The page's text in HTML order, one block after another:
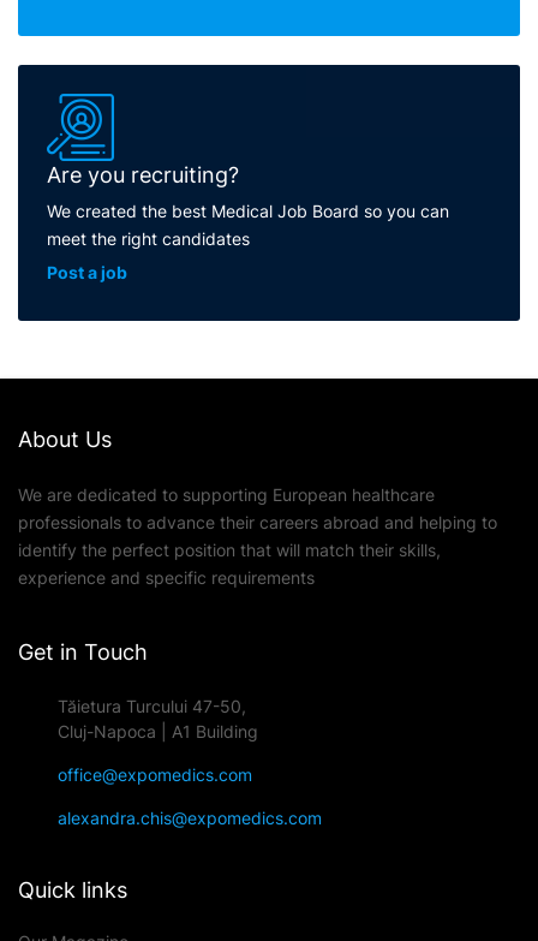
Are you recruiting?
We created the best Medical Job Board so you can
meet the right candidates
Post a job
About Us
We are dedicated to supporting European healthcare
professionals to advance their careers abroad and helping to
identify the perfect position that will match their skills,
experience and specific requirements
Get in Touch
Tăietura Turcului 47-50,
Cluj-Napoca | A1 Building
office@expomedics.com
alexandra.chis@expomedics.com
Quick links